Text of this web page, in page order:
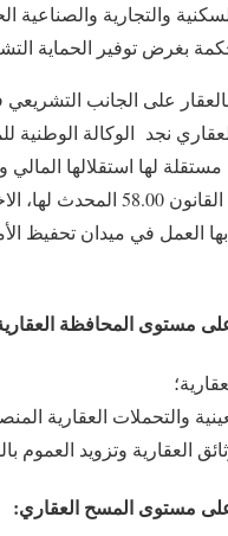
والتجارية
بغرض توفير الحماية
بالعقار على الجانب
نجد الوكالة الوطنية
مستقلة لها استقلالها
والخرائطي بموجب
العمل في ميدان تحفيظ
والتحملات العقارية
العقارية وتزويد العموم